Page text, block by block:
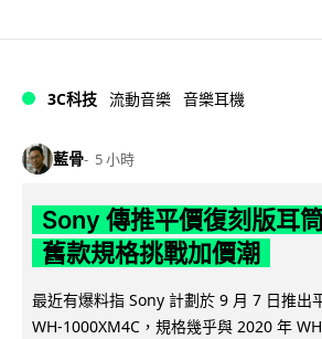
3C科技 流動音樂 音樂耳機
藍骨 5 小時
Sony 傳推平價復刻版耳
舊款規格挑戰加價潮
最近有爆料指 Sony 計劃於 9 月 7 日推出
WH-1000XM4C，規格幾乎與 2020 年